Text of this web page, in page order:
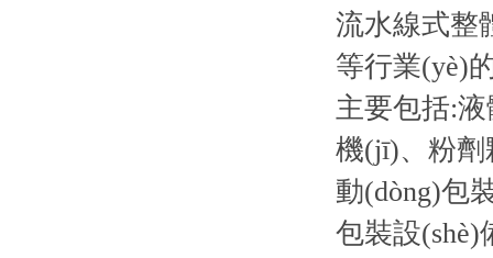
流水線式整
等行業(yè)
主要包括:
機(jī)、粉劑
動(dòng)包
包裝設(shè)